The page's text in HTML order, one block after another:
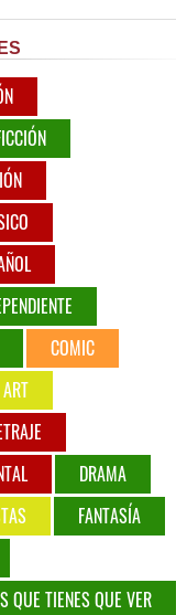
COMIC
DRAMA
FANTASÍA
QUE TIENES QUE VER